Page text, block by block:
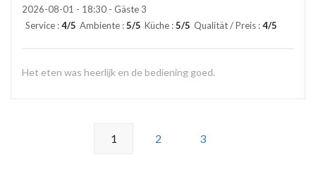
2026-08-01 - 18:30 - Gäste 3
Service :4/5 Ambiente :5/5 Küche :5/5 Qualität / Preis :4/5
Het eten was heerlijk en de bediening goed.
1 2 3